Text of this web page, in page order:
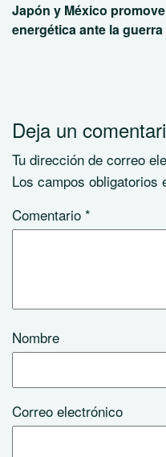
Japón y México
energética ante la guerra
Deja un
Tu dirección de correo
Los campos obligatorios
Comentario *
Nombre
Correo electrónico